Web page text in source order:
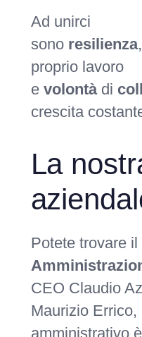
Ad unirci
sono resilienza,
proprio lavoro
e volontàdi
crescita
La
Potete trovare il
CEO Claudio
Maurizio
amministrativo